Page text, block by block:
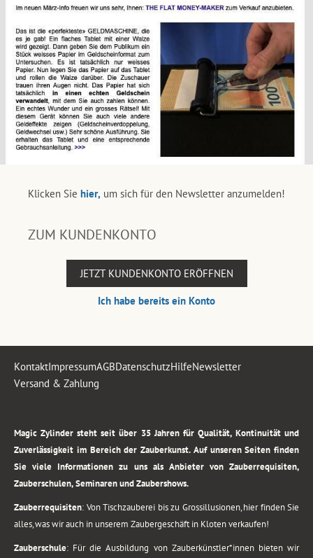
Klicken Sie hier, um sich für den Newsletter anzumelden!
ZUM KUNDENKONTO
JETZT KUNDENKONTO ERÖFFNEN
Ich habe bereits ein Konto
KontaktImpressumAGBDatenschutzHilfeNewsletter
Versand & Zahlung
Magic Zylinder steht seit über 35 Jahren für Qualität, Kontinuität und
Zuverlässigkeit im Bereich der Zauberkunst. Auf unseren Seiten finden
Sie viele Informationen zu uns als Anbieter von Zauberrequisiten,
Zauberschulen, Seminaren und Zaubershows.
Zauberrequisiten: Von Tischzauberei bis zu Grossillusionen, hier finden Sie
alles, was wir auch in unserem Zaubergeschäft in Kloten verkaufen!
Zauberschule: Für die Ausbildung von Zauberkünstler*innen bieten wir